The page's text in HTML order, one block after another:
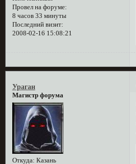
Провел на форуме:
8 часов 33 минуты
Последний визит:
2008-02-16 15:08:21
Ураган
Магистр форума
Откуда: Казань